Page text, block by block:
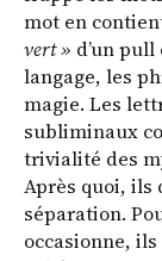
mot en
vert » d’un
langage, les
magie. Les
subliminaux
trivialité des
Après quoi, ils
séparation.
occasionne,